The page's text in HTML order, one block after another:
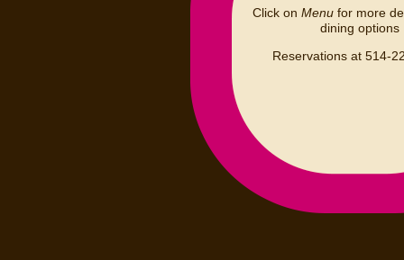
Click on Menufor more
dining options
Reservations at 514-